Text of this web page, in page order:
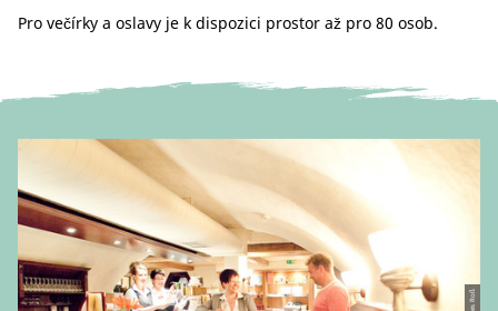
Pro večírky a oslavy je k dispozici prostor až pro 80 osob.